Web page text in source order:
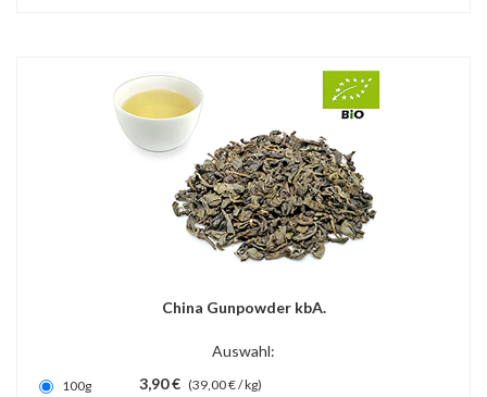
China Gunpowder kbA.
Auswahl:
100g 3,90 € (39,00 € / kg)